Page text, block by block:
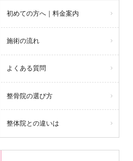
初めての方へ｜料金案内
施術の流れ
よくある質問
整骨院の選び方
整体院との違いは